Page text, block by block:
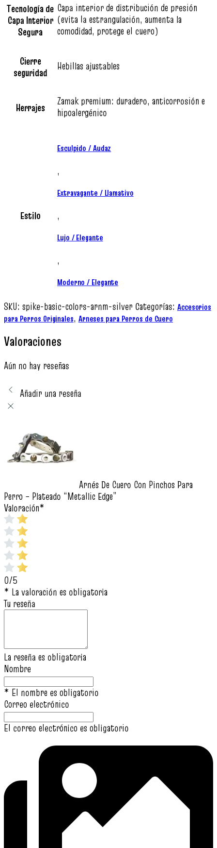
Tecnología de
Capa Interior
Segura
Capa interior de distribución de presión
(evita la estrangulación, aumenta la
comodidad, protege el cuero)
Cierre
seguridad
Hebillas ajustables
Herrajes
Zamak premium: duradero, anticorrosión e
hipoalergénico
Estilo
Esculpido / Audaz
,
Extravagante / Llamativo
,
Lujo / Elegante
,
Moderno / Elegante
SKU: spike-basic-colors-arnm-silver Categorías: Accesorios
para Perros Originales, Arneses para Perros de Cuero
Valoraciones
Aún no hay reseñas
Añadir una reseña
Arnés De Cuero Con Pinchos Para
Perro – Plateado “Metallic Edge”
Valoración*
0/5
* La valoración es obligatoria
Tu reseña
La reseña es obligatoria
Nombre
* El nombre es obligatorio
Correo electrónico
El correo electrónico es obligatorio